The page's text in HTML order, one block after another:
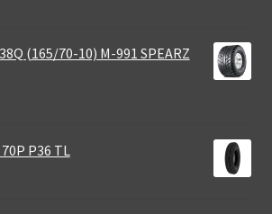
(165/70-10) M-991 SPEARZ
P36 TL